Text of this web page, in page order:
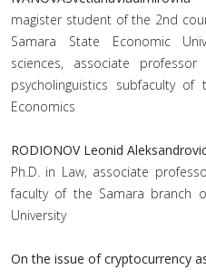
magister student of the 2nd
Samara State Economic
sciences, associate
psycholinguistics subfaculty
Economics
RODIONOV Leonid
Ph.D. in Law, associate
faculty of the Samara branch
University
On the issue of cryptocurrency